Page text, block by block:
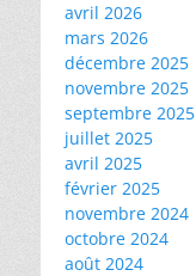
avril 2026
mars 2026
décembre 2025
novembre 2025
septembre 2025
juillet 2025
avril 2025
février 2025
novembre 2024
octobre 2024
août 2024